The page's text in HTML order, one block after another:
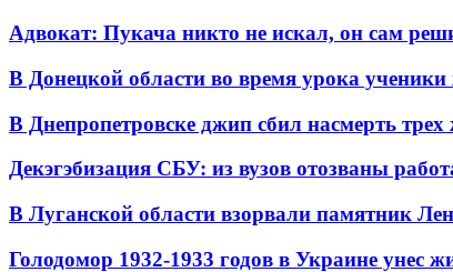
Адвокат: Пукача никто не искал, он сам
В Донецкой области во время урока ученики
В Днепропетровске джип сбил насмерть
Декэгэбизация СБУ: из вузов отозваны
В Луганской области взорвали памятник
Голодомор 1932-1933 годов в Украине